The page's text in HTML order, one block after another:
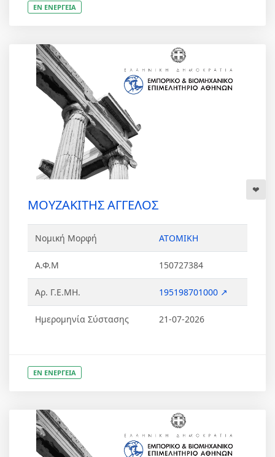
ΕΝ ΕΝΕΡΓΕΙΑ
ΜΟΥΖΑΚΙΤΗΣ ΑΓΓΕΛΟΣ
Νομική Μορφή ΑΤΟΜΙΚΗ
Α.Φ.Μ 150727384
Αρ. Γ.Ε.ΜΗ. 195198701000 ↗
Ημερομηνία Σύστασης 21-07-2026
ΕΝ ΕΝΕΡΓΕΙΑ